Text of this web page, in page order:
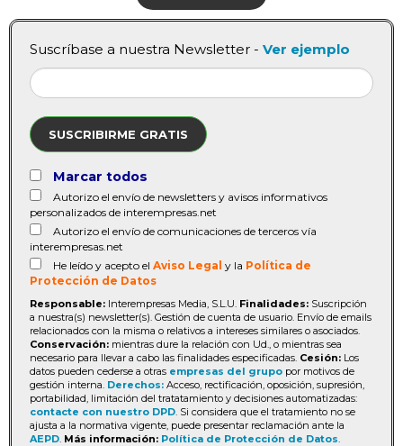
Suscríbase a nuestra Newsletter - Ver ejemplo
SUSCRIBIRME GRATIS
Marcar todos
Autorizo el envío de newsletters y avisos informativos
personalizados de interempresas.net
Autorizo el envío de comunicaciones de terceros vía
interempresas.net
He leído y acepto el Aviso Legal y la Política de
Protección de Datos
Responsable: Interempresas Media, S.L.U. Finalidades: Suscripción
a nuestra(s) newsletter(s). Gestión de cuenta de usuario. Envío de emails
relacionados con la misma o relativos a intereses similares o asociados.
Conservación: mientras dure la relación con Ud., o mientras sea
necesario para llevar a cabo las finalidades especificadas. Cesión: Los
datos pueden cederse a otras empresas del grupo por motivos de
gestión interna. Derechos: Acceso, rectificación, oposición, supresión,
portabilidad, limitación del tratatamiento y decisiones automatizadas:
contacte con nuestro DPD . Si considera que el tratamiento no se
ajusta a la normativa vigente, puede presentar reclamación ante la
AEPD Más información: Política de Protección de Datos